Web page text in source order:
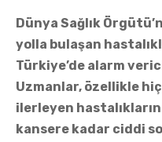
Dünya Sağlık
yolla bulaşan
Türkiye’de alarm
Uzmanlar, özellikle
ilerleyen
kansere kadar ciddi